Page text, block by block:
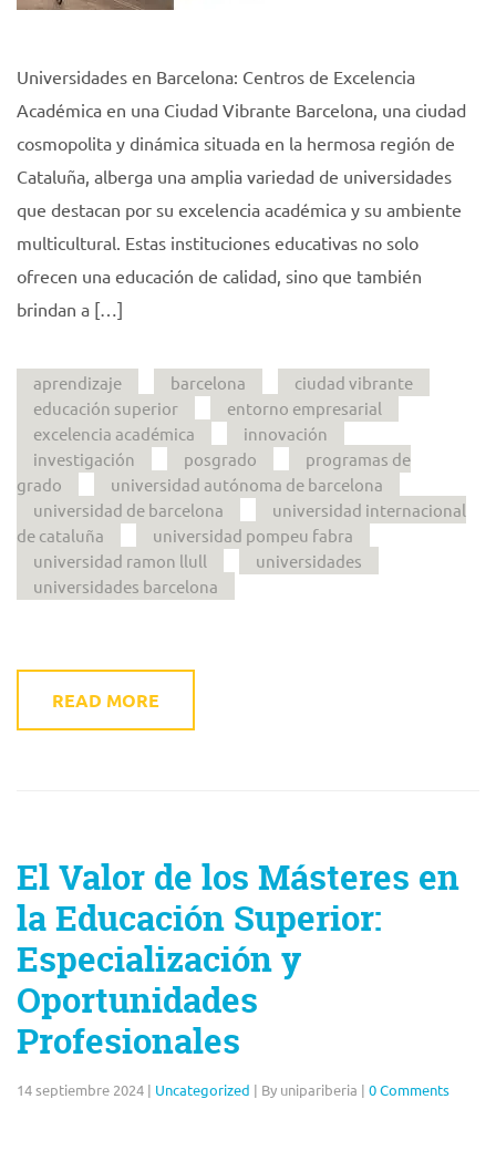
Universidades en Barcelona: Centros de Excelencia
Académica en una Ciudad Vibrante Barcelona, una ciudad
cosmopolita y dinámica situada en la hermosa región de
Cataluña, alberga una amplia variedad de universidades
que destacan por su excelencia académica y su ambiente
multicultural. Estas instituciones educativas no solo
ofrecen una educación de calidad, sino que también
brindan a […]
aprendizaje barcelona
ciudad vibrante
educación superior
entorno empresarial
excelencia académica
innovación
investigación
posgrado
programas de
grado
universidad autónoma de barcelona
universidad de barcelona
universidad internacional
de cataluña
universidad pompeu fabra
universidad ramon llull
universidades
universidades barcelona
READ MORE
El Valor de los Másteres en
la Educación Superior:
Especialización y
Oportunidades
Profesionales
14 septiembre 2024 | Uncategorized | By unipariberia | 0 Comments